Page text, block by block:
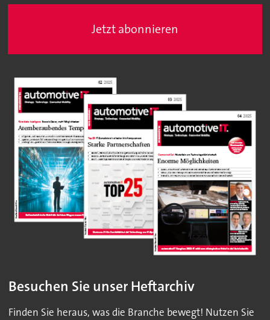
Jetzt abonnieren
Besuchen Sie unser Heftarchiv
Finden Sie heraus, was die Branche bewegt! Nutzen Sie